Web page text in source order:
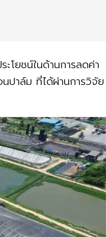
ะโยชน์ในด้านการลดค่า
ปาล์ม ที่ได้ผ่านการวิจัย